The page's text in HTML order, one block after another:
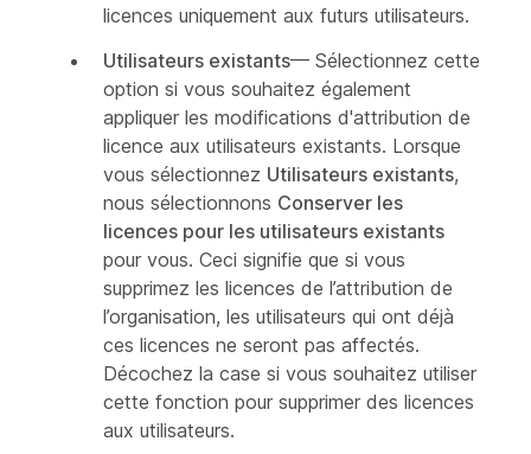
licences uniquement aux futurs utilisateurs.
Utilisateurs existants— Sélectionnez cette
option si vous souhaitez également
appliquer les modifications d'attribution de
licence aux utilisateurs existants. Lorsque
vous sélectionnez Utilisateurs existants,
nous sélectionnons Conserver les
licences pour les utilisateurs existants
pour vous. Ceci signifie que si vous
supprimez les licences de l’attribution de
l’organisation, les utilisateurs qui ont déjà
ces licences ne seront pas affectés.
Décochez la case si vous souhaitez utiliser
cette fonction pour supprimer des licences
aux utilisateurs.